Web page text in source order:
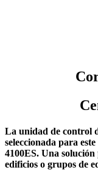
La unidad de control
seleccionada para
4100ES. Una
edificios o grupos de